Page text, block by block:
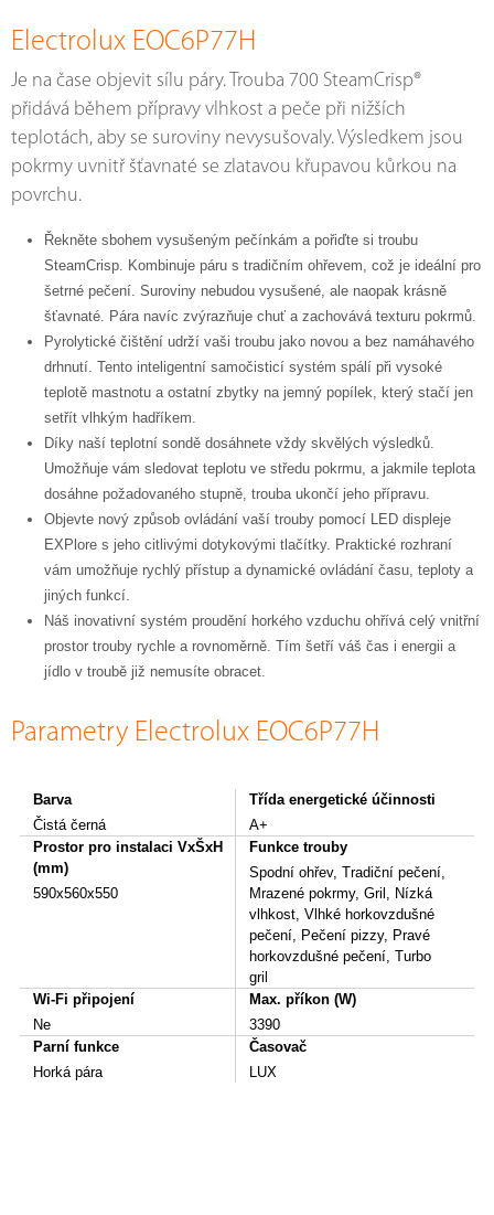
Electrolux EOC6P77H
Je na čase objevit sílu páry. Trouba 700 SteamCrisp®
přidává během přípravy vlhkost a peče při nižších
teplotách, aby se suroviny nevysušovaly. Výsledkem jsou
pokrmy uvnitř šťavnaté se zlatavou křupavou kůrkou na
povrchu.
Řekněte sbohem vysušeným pečínkám a pořiďte si troubu
SteamCrisp. Kombinuje páru s tradičním ohřevem, což je ideální pro
šetrné pečení. Suroviny nebudou vysušené, ale naopak krásně
šťavnaté. Pára navíc zvýrazňuje chuť a zachovává texturu pokrmů.
Pyrolytické čištění udrží vaši troubu jako novou a bez namáhavého
drhnutí. Tento inteligentní samočisticí systém spálí při vysoké
teplotě mastnotu a ostatní zbytky na jemný popílek, který stačí jen
setřít vlhkým hadříkem.
Díky naší teplotní sondě dosáhnete vždy skvělých výsledků.
Umožňuje vám sledovat teplotu ve středu pokrmu, a jakmile teplota
dosáhne požadovaného stupně, trouba ukončí jeho přípravu.
Objevte nový způsob ovládání vaší trouby pomocí LED displeje
EXPlore s jeho citlivými dotykovými tlačítky. Praktické rozhraní
vám umožňuje rychlý přístup a dynamické ovládání času, teploty a
jiných funkcí.
Náš inovativní systém proudění horkého vzduchu ohřívá celý vnitřní
prostor trouby rychle a rovnoměrně. Tím šetří váš čas i energii a
jídlo v troubě již nemusíte obracet.
Parametry Electrolux EOC6P77H
Barva
Čistá černá
Třída energetické účinnosti
A+
Prostor pro instalaci VxŠxH
(mm)
590x560x550
Funkce trouby
Spodní ohřev, Tradiční pečení,
Mrazené pokrmy, Gril, Nízká
vlhkost, Vlhké horkovzdušné
pečení, Pečení pizzy, Pravé
horkovzdušné pečení, Turbo
gril
Wi-Fi připojení
Ne
Max. příkon (W)
3390
Parní funkce
Horká pára
Časovač
LUX